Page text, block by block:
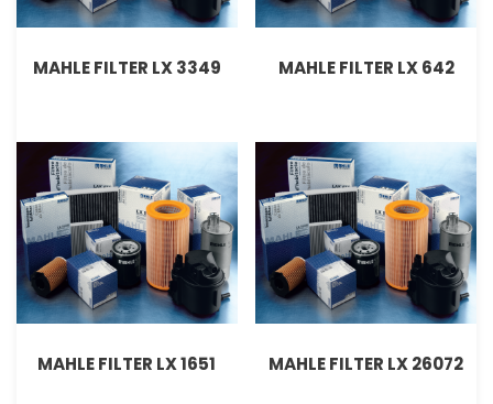
MAHLE FILTER LX 642
MAHLE FILTER LX 3349
MAHLE FILTER LX 26072
MAHLE FILTER LX 1651